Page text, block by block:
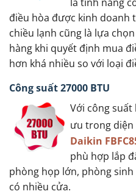
điều hòa được kinh doanh
chiều lạnh cũng là lựa
hàng khi quyết định mua
hơn khá nhiều so với loại
Công suất 27000 BTU
Với công suất
ưu trong diện
Daikin
phù hợp lắp
phòng họp lớn, phòng
có nhiều cửa.